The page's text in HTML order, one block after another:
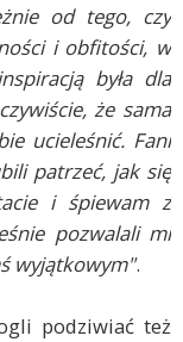
od tego, czy
i obfitości, w
była dla
że sama
ucieleśnić. Fani
patrzeć, jak się
i śpiewam z
pozwalali mi
wyjątkowym".
podziwiać też